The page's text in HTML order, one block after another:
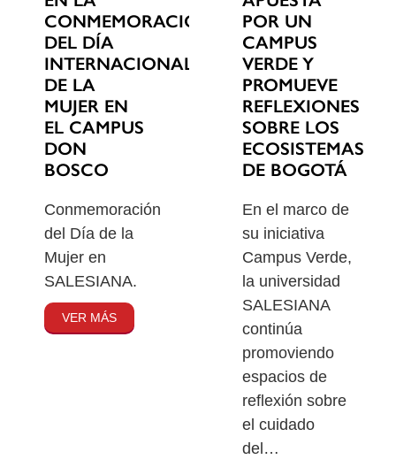
CONMEMORACIÓN
DEL DÍA
INTERNACIONAL
DE LA
MUJER EN
EL CAMPUS
DON
BOSCO
Conmemoración
del Día de la
Mujer en
SALESIANA.
VER MÁS
POR UN
CAMPUS
VERDE Y
PROMUEVE
REFLEXIONES
SOBRE LOS
ECOSISTEMAS
DE BOGOTÁ
En el marco de
su iniciativa
Campus Verde,
la universidad
SALESIANA
continúa
promoviendo
espacios de
reflexión sobre
el cuidado
del…